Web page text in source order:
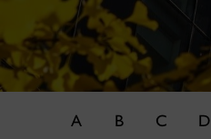
A B C D